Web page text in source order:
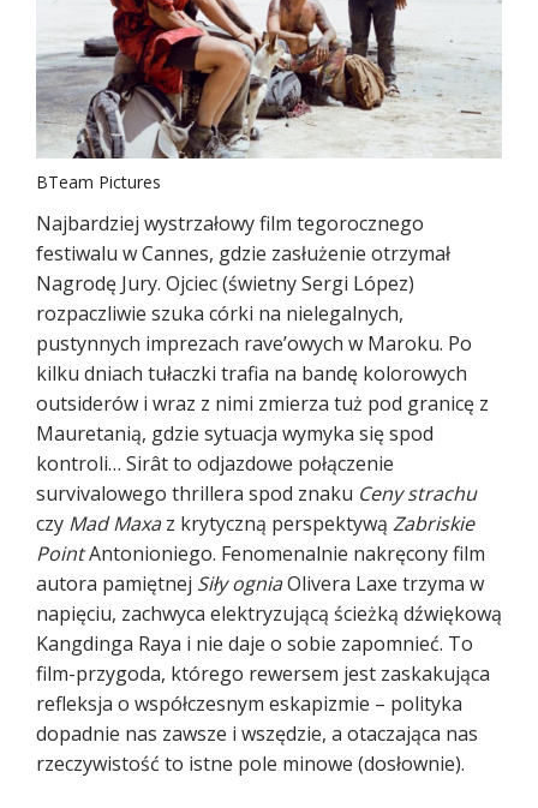
BTeam Pictures
Najbardziej wystrzałowy film tegorocznego
festiwalu w Cannes, gdzie zasłużenie otrzymał
Nagrodę Jury. Ojciec (świetny Sergi López)
rozpaczliwie szuka córki na nielegalnych,
pustynnych imprezach rave’owych w Maroku. Po
kilku dniach tułaczki trafia na bandę kolorowych
outsiderów i wraz z nimi zmierza tuż pod granicę z
Mauretanią, gdzie sytuacja wymyka się spod
kontroli… Sirât to odjazdowe połączenie
survivalowego thrillera spod znaku Ceny strachu
czy Mad Maxaz krytyczną perspektywą Zabriskie
PointAntonioniego. Fenomenalnie nakręcony film
autora pamiętnej Siły ogniaOlivera Laxe trzyma w
napięciu, zachwyca elektryzującą ścieżką dźwiękową
Kangdinga Raya i nie daje o sobie zapomnieć. To
film-przygoda, którego rewersem jest zaskakująca
refleksja o współczesnym eskapizmie – polityka
dopadnie nas zawsze i wszędzie, a otaczająca nas
rzeczywistość to istne pole minowe (dosłownie).